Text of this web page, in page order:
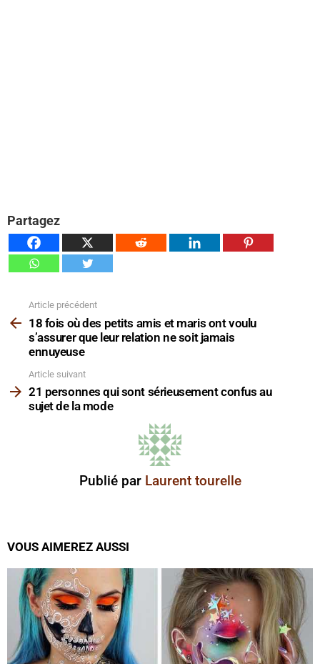
Partagez
plus
Article précédent
18 fois où des petits amis et maris ont voulu
s’assurer que leur relation ne soit jamais
ennuyeuse
Article suivant
21 personnes qui sont sérieusement confus au
sujet de la mode
Publié par Laurent tourelle
VOUS AIMEREZ AUSSI